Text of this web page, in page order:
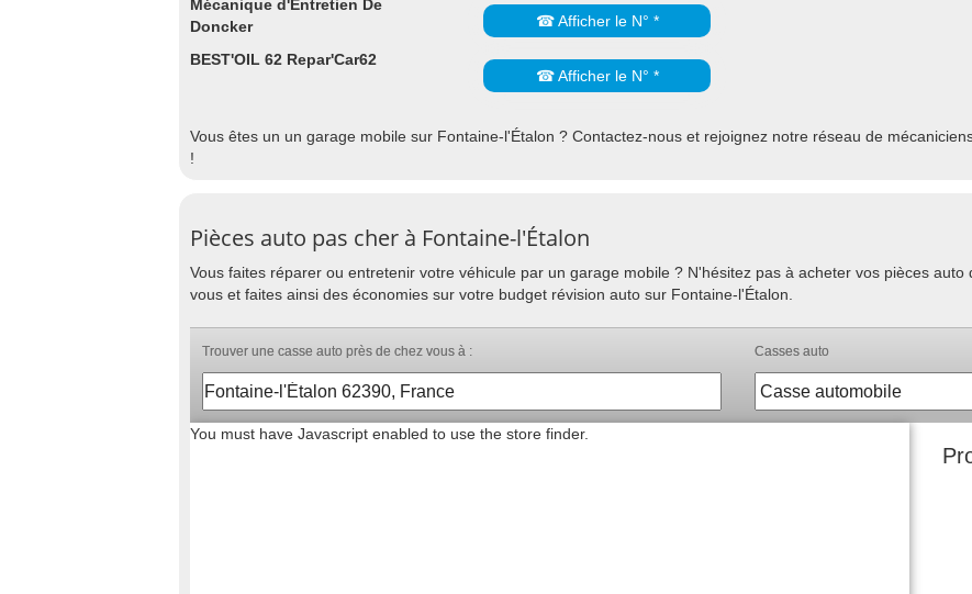
Mécanique d'Entretien De
Doncker
☎ Afficher le N° *
BEST'OIL 62 Repar'Car62
☎ Afficher le N° *
Vous êtes un un garage mobile sur Fontaine-l'Étalon ? Contactez-nous et rejoignez notre réseau de
!
Pièces auto pas cher à Fontaine-l'Étalon
Vous faites réparer ou entretenir votre véhicule par un garage mobile ? N'hésitez pas à acheter vos pièces
vous et faites ainsi des économies sur votre budget révision auto sur Fontaine-l'Étalon.